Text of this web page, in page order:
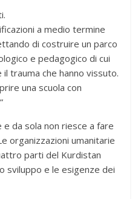
a medio termine
di costruire un parco
e pedagogico di cui
trauma che hanno vissuto.
una scuola con
da sola non riesce a fare
organizzazioni umanitarie
parti del Kurdistan
sviluppo e le esigenze dei